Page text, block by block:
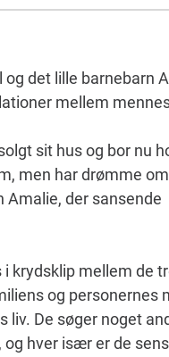
det lille barnebarn
mellem
sit hus og bor nu
men har drømme
Amalie, der sansende
krydsklip mellem de
og personernes
liv. De søger noget
hver især er de